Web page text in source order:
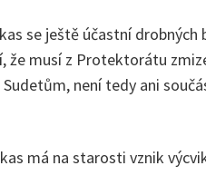
se ještě účastní
že musí z Protektorátu
není tedy ani
má na starosti vznik